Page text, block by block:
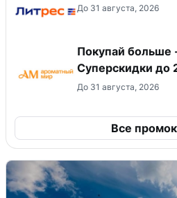
До 31 августа, 2026
Покупай больше
Суперскидки до
До 31 августа, 2026
Все